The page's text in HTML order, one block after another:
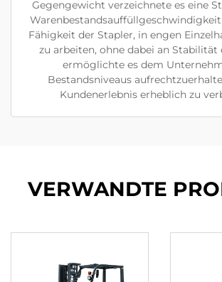
Gegengewicht verzeichnete es eine
Fähigkeit der Stapler, in engen
zu arbeiten, ohne dabei an Stabilität
ermöglichte es dem
Bestandsniveaus
Kundenerlebnis erheblich zu
VERWANDTE